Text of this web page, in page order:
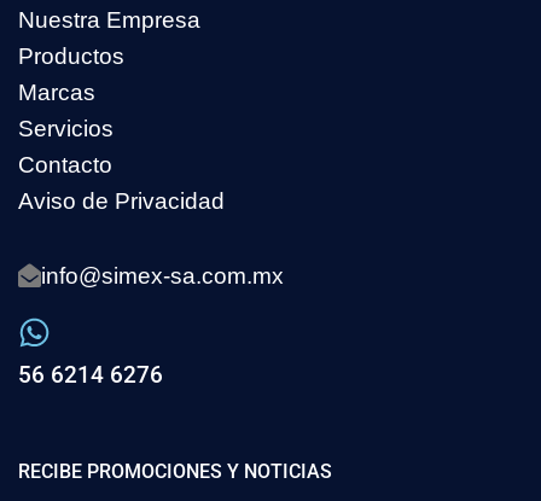
Nuestra Empresa
Productos
Marcas
Servicios
Contacto
Aviso de Privacidad
info@simex-sa.com.mx
56 6214 6276
RECIBE PROMOCIONES Y NOTICIAS